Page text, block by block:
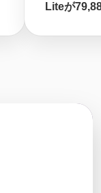
Liteが